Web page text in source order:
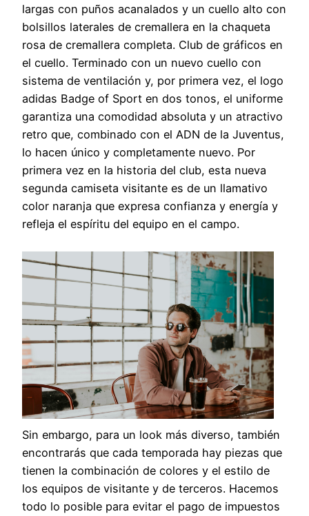
largas con puños acanalados y un cuello alto con
bolsillos laterales de cremallera en la chaqueta
rosa de cremallera completa. Club de gráficos en
el cuello. Terminado con un nuevo cuello con
sistema de ventilación y, por primera vez, el logo
adidas Badge of Sport en dos tonos, el uniforme
garantiza una comodidad absoluta y un atractivo
retro que, combinado con el ADN de la Juventus,
lo hacen único y completamente nuevo. Por
primera vez en la historia del club, esta nueva
segunda camiseta visitante es de un llamativo
color naranja que expresa confianza y energía y
refleja el espíritu del equipo en el campo.
Sin embargo, para un look más diverso, también
encontrarás que cada temporada hay piezas que
tienen la combinación de colores y el estilo de
los equipos de visitante y de terceros. Hacemos
todo lo posible para evitar el pago de impuestos